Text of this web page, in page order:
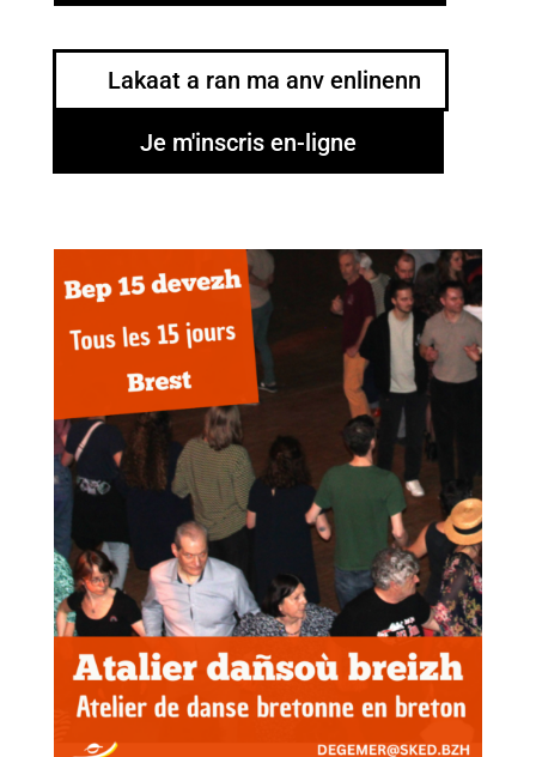
Lakaat a ran ma anv enlinenn
Je m'inscris en-ligne